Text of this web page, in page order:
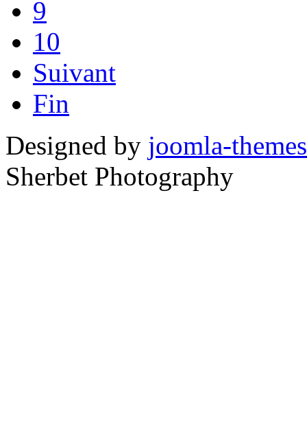
9
10
Suivant
Fin
Designed by joomla-
Sherbet Photography